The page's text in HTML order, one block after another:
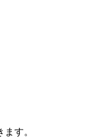
す。